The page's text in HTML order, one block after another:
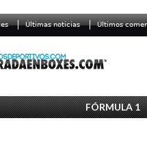
Últimas noticias Últimos
FÓRMULA 1